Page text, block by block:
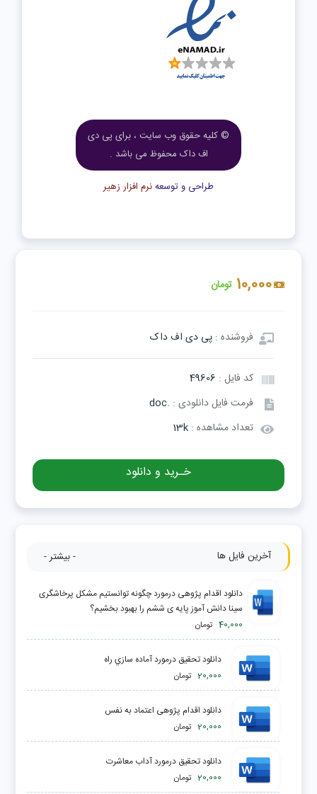
10,000 تومان
فروشنده :پی دی اف داک
کد فایل : 49606
فرمت فایل دانلودی : .doc
تعداد مشاهده :13k
خـرید و دانلود
آخرین فایل ها - بیشتر -
دانلود اقدام پژوهی درمورد چگونه توانستیم مشکل پرخاشگری
سینا دانش آموز پایه ی ششم را بهبود بخشیم؟
40,000 تومان
دانلود تحقیق درمورد آماده سازي راه
20,000 تومان
دانلود اقدام پژوهی اعتماد به نفس
20,000 تومان
دانلود تحقیق درمورد آداب معاشرت
20,000 تومان
© کلیه حقوق وب سایت ، برای پی دی
اف داک محفوظ می باشد .
طراحی و توسعهنرم افزار زهیر